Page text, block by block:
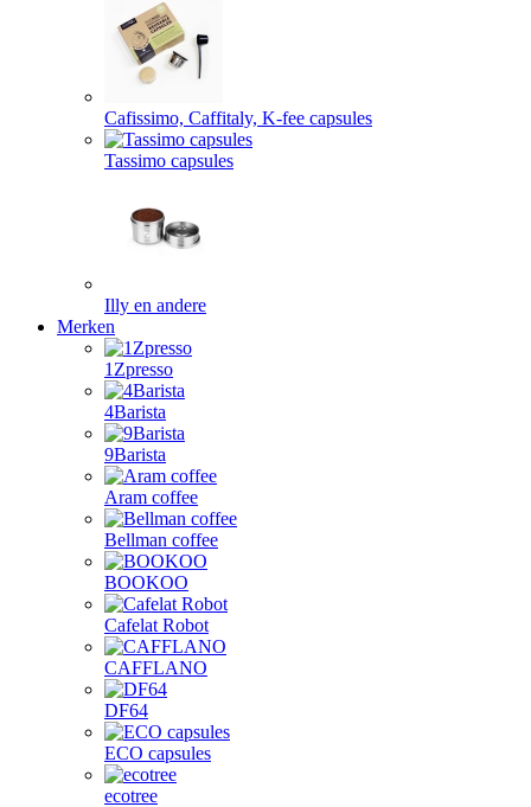
Cafissimo, Caffitaly, K-fee capsules
Tassimo capsules
Illy en andere
Merken
1Zpresso
4Barista
9Barista
Aram coffee
Bellman coffee
BOOKOO
Cafelat Robot
CAFFLANO
DF64
ECO capsules
ecotree